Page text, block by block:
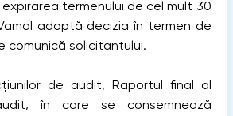
termenului de cel mult 30
adoptă decizia în termen de
comunică solicitantului.
de audit, Raportul final al
în care se consemnează